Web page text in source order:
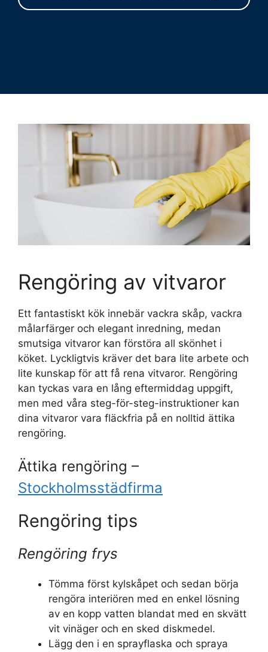
Rengöring av vitvaror
Ett fantastiskt kök innebär vackra skåp, vackra
målarfärger och elegant inredning, medan
smutsiga vitvaror kan förstöra all skönhet i
köket. Lyckligtvis kräver det bara lite arbete och
lite kunskap för att få rena vitvaror. Rengöring
kan tyckas vara en lång eftermiddag uppgift,
men med våra steg-för-steg-instruktioner kan
dina vitvaror vara fläckfria på en nolltid ättika
rengöring.
Ättika rengöring –
Stockholmsstädfirma
Rengöring tips
Rengöring frys
Tömma först kylskåpet och sedan börja
rengöra interiören med en enkel lösning
av en kopp vatten blandat med en skvätt
vit vinäger och en sked diskmedel.
Lägg den i en sprayflaska och spraya